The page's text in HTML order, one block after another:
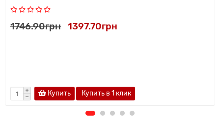
1746.90грн 1397.70грн
Купить Купить в 1 клик